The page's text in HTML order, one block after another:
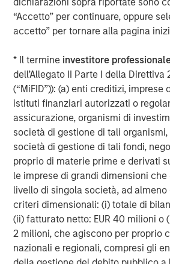
“Accetto” per continuare, oppure
accetto” per tornare alla pagina
* Il termine investitore
dell’Allegato II Parte I della Direttiva
(“MiFID”)): (a) enti creditizi,
istituti finanziari autorizzati o
assicurazione, organismi di
società di gestione di tali
società di gestione di tali fondi,
proprio di materie prime e derivati
le imprese di grandi dimensioni che
livello di singola società, ad almeno
criteri dimensionali: (i) totale di
(ii) fatturato netto: EUR 40 milioni o
2 milioni, che agiscono per proprio
nazionali e regionali, compresi gli
Display 1
Source: Bloomberg Finance, as of June